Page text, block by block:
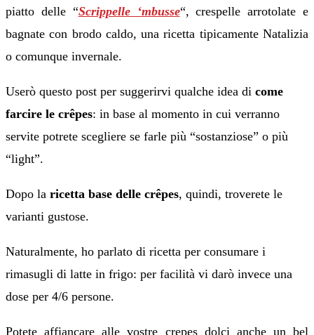
piatto delle “Scrippelle ‘mbusse“, crespelle arrotolate e
bagnate con brodo caldo, una ricetta tipicamente Natalizia
o comunque invernale.
Userò questo post per suggerirvi qualche idea di come
farcire le crêpes: in base al momento in cui verranno
servite potrete scegliere se farle più “sostanziose” o più
“light”.
Dopo la ricetta base delle crêpes, quindi, troverete le
varianti gustose.
Naturalmente, ho parlato di ricetta per consumare i
rimasugli di latte in frigo: per facilità vi darò invece una
dose per 4/6 persone.
Potete affiancare alle vostre crepes dolci anche un bel